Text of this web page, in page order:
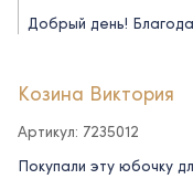
Добрый день!
Козина Виктория
Артикул: 7235012
Покупали эту юбочку